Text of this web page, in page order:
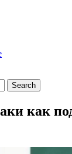
как